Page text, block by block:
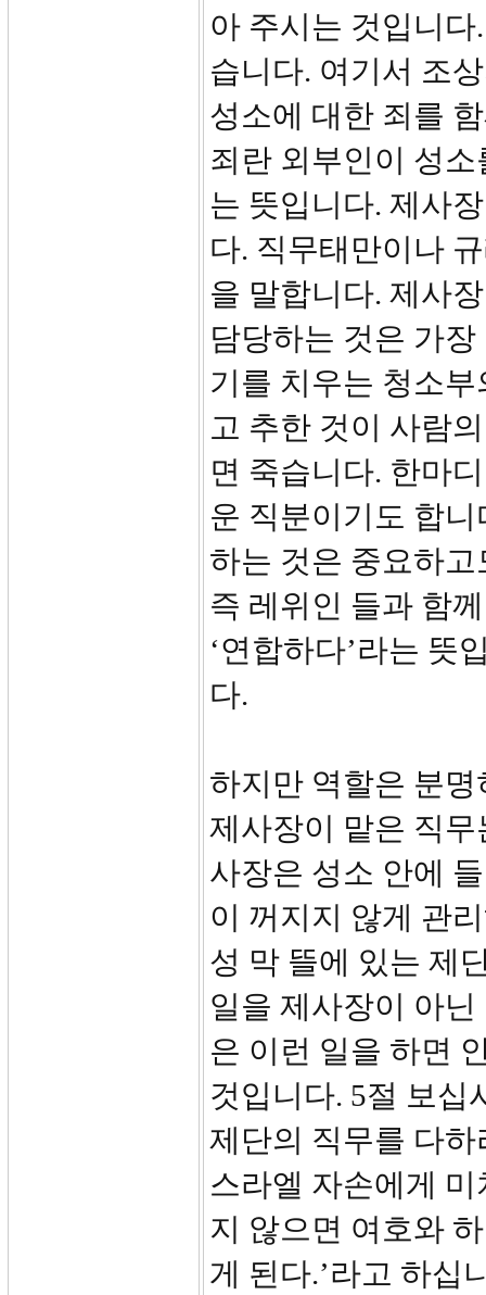
아 주시는 것입니
습니다. 여기서 조
성소에 대한 죄를
죄란 외부인이 성
는 뜻입니다. 제사
다. 직무태만이나
을 말합니다. 제사
담당하는 것은 가
기를 치우는 청소
고 추한 것이 사람
면 죽습니다. 한마
운 직분이기도 합
하는 것은 중요하
즉 레위인 들과 함
‘연합하다’라는 뜻
다.
하지만 역할은 분
제사장이 맡은 직
사장은 성소 안에
이 꺼지지 않게 관
성 막 뜰에 있는 제
일을 제사장이 아
은 이런 일을 하면
것입니다. 5절 보십
제단의 직무를 다
스라엘 자손에게 미
지 않으면 여호와
게 된다.’라고 하십